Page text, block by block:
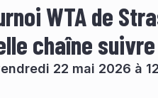
WTA de
chaîne
22 mai 2026 à